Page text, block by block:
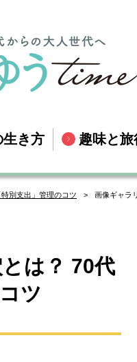
生き方 趣味と旅
別支出」管理のコツ 画像ギャラ
は？ 70代
ツ